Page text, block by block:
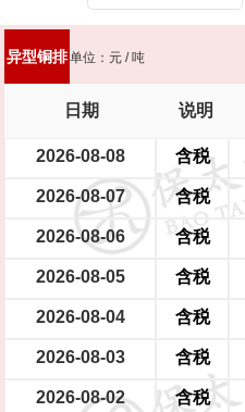
铜板坯料（宽630mm,厚18mm,不含运
铜板带（厚1～5mm） 铜带（厚
铜带（厚0.1～0.4mm） 黄铜棒
黄铜棒Hpb57-3 黄铜棒HPb56-4
黄铜空管 六角空管
异型铜排单位：元 / 吨
日期 说明
2026-08-08 含税
2026-08-07 含税
2026-08-06 含税
2026-08-05 含税
2026-08-04 含税
2026-08-03 含税
2026-08-02 含税